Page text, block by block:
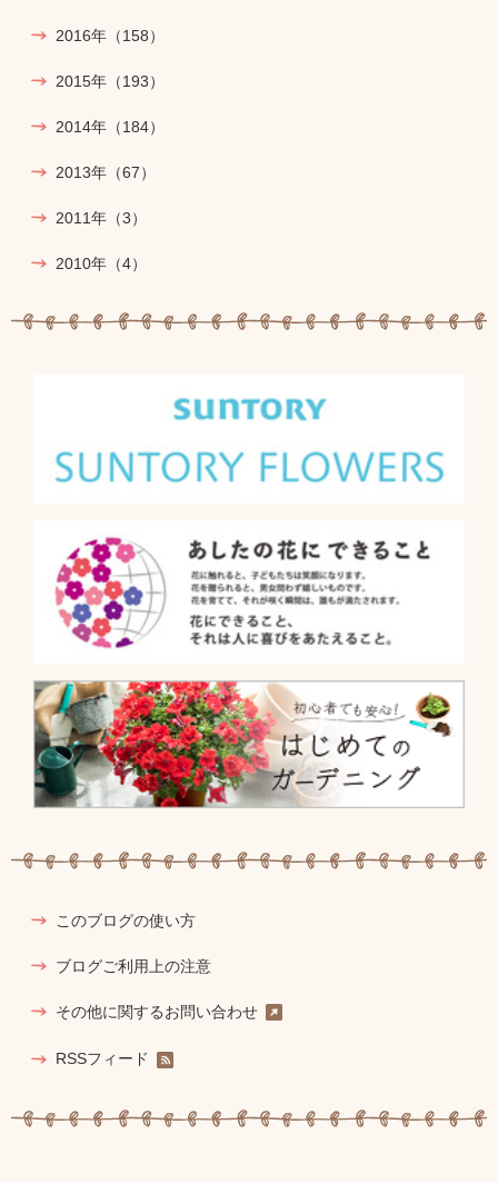
2016年 （158）
2015年 （193）
2014年 （184）
2013年 （67）
2011年 （3）
2010年 （4）
このブログの使い方
ブログご利用上の注意
その他に関するお問い合わせ
RSSフィード